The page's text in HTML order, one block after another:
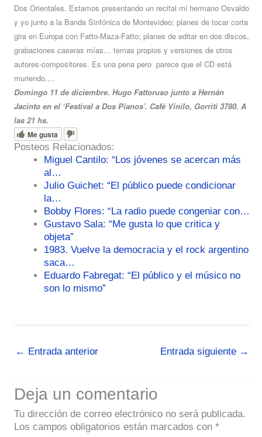
Dos Orientales. Estamos presentando un recital mi hermano Osvaldo
y yo junto a la Banda Sinfónica de Montevideo; planes de tocar corta
gira en Europa con Fatto-Maza-Fatto; planes de editar en dos discos,
grabaciones caseras mías… temas propios y versiones de otros
autores-compositores. Es una pena pero parece que el CD está
muriendo….
Domingo 11 de diciembre. Hugo Fattoruso junto a Hernán
Jacinto en el ‘Festival a Dos Pianos’. Café Vinilo, Gorriti 3780. A
las 21 hs.
Me gusta
Posteos Relacionados:
Miguel Cantilo: “Los jóvenes se acercan más
al…
Julio Guichet: “El público puede condicionar
la…
Bobby Flores: “La radio puede congeniar con…
Gustavo Sala: “Me gusta lo que critica y
objeta”
1983. Vuelve la democracia y el rock argentino
saca…
Eduardo Fabregat: “El público y el músico no
son lo mismo”
← Entrada anterior Entrada siguiente →
Deja un comentario
Tu dirección de correo electrónico no será publicada.
Los campos obligatorios están marcados con *